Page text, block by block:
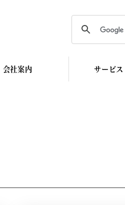
会社案内 サービ